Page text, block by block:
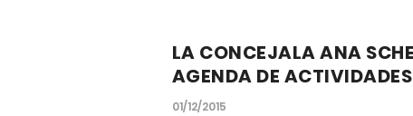
LA CONCEJALA ANA
AGENDA DE
01/12/2015